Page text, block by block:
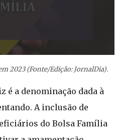
2023 (Fonte/Edição: JornalDia).
é a denominação dada à
A inclusão de
do Bolsa Família